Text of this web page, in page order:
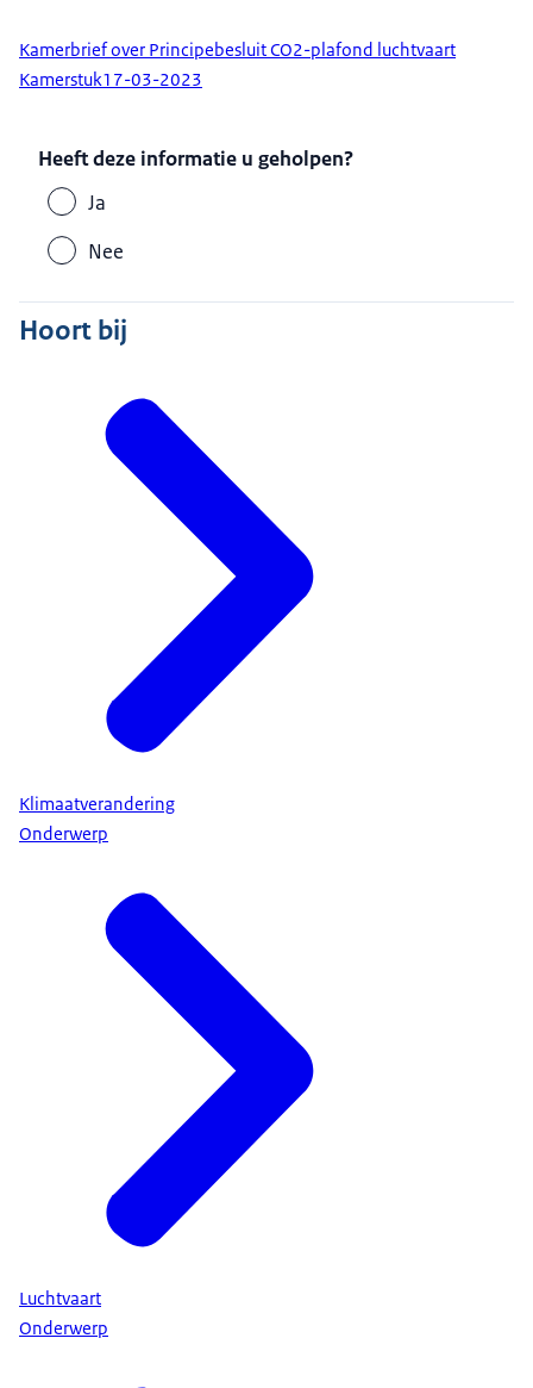
Kamerbrief over Principebesluit CO2-plafond luchtvaart
Kamerstuk17-03-2023
Heeft deze informatie u geholpen?
Ja
Nee
Hoort bij
Klimaatverandering
Onderwerp
Luchtvaart
Onderwerp